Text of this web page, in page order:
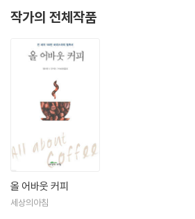
작가의 전체작품
올 어바웃 커피
세상의아침